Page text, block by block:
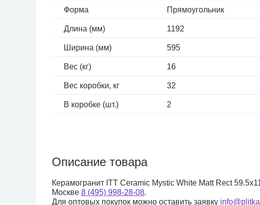
Форма Прямоугольник
Длина (мм) 1192
Ширина (мм) 595
Вес (кг) 16
Вес коробки, кг 32
В коробке (шт.) 2
Описание товара
Керамогранит ITT Ceramic Mystic White Matt Rect
Москве 8 (495) 998-28-08.
Для оптовых покупок можно оставить заявку